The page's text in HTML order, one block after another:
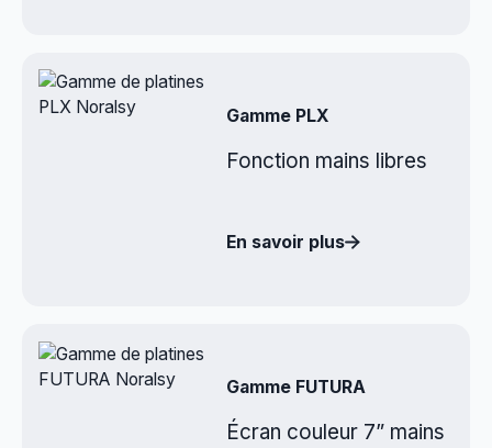
Gamme PLX
Fonction mains libres
En savoir plus
Gamme FUTURA
Écran couleur 7” mains